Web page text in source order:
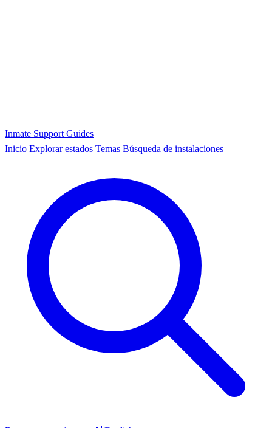
Inmate Support Guides
Inicio Explorar estados Temas Búsqueda de instalaciones